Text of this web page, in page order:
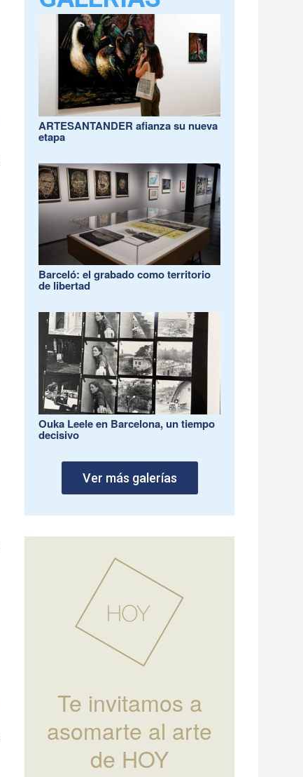
ARTESANTANDER afianza su nueva
etapa
Barceló: el grabado como territorio
de libertad
Ouka Leele en Barcelona, un tiempo
decisivo
Ver más galerías
Te invitamos a
asomarte al arte
de HOY